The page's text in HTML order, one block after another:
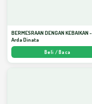
BERMESRAAN DENGAN KEBAIKAN -
Arda Dinata
Beli / Baca